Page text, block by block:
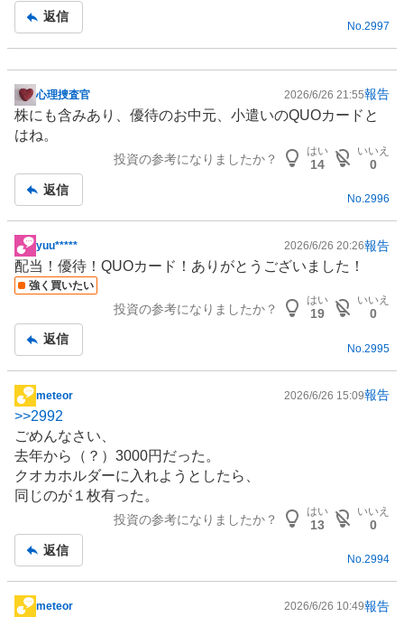
返信
No. 2997
掲
示
板
心理捜査官 2026/6/26 21:55報告
株にも含みあり、優待のお中元、小遣いのQUOカードと
はね。
投資の参考になりましたか？
はい
14
いいえ
0
返信
No.2996
掲
示
板
yuu***** 2026/6/26 20:26報告
配当！優待！QUOカード！ありがとうございました！
強く買いたい
投資の参考になりましたか？
はい
19
いいえ
0
返信
No. 2995
掲
示
板
記
事
meteor 2026/6/26 15:09報告
>>2992
ごめんなさい、
去年から（？）3000円だった。
クオカホルダーに入れようとしたら、
同じのが１枚有った。
投資の参考になりましたか？
はい
13
いいえ
0
返信
No.2994
meteor 2026/6/26 10:49報告